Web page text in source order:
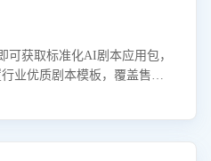
可获取标准化AI剧本应用包，
业优质剧本模板，覆盖售前
动智能客服训练